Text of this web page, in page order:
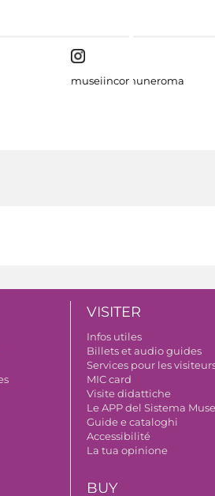
museiincomuneroma
VISITER
Infos utiles
Billets et audio guides
Services pour les
MIC card
Visite didattiche
Le APP del Sistema
Guide e cataloghi
Accessibilité
La tua opinione
BUY